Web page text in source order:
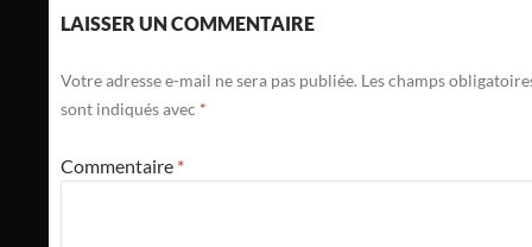
LAISSER UN COMMENTAIRE
Votre adresse e-mail ne sera pas publiée. Les champs
sont indiqués avec *
Commentaire *